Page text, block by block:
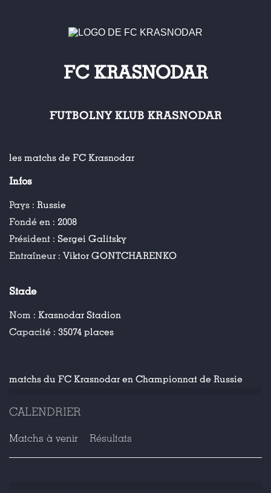
FC KRASNODAR
FUTBOLNY KLUB KRASNODAR
les matchs de FC Krasnodar
Infos
Pays : Russie
Fondé en : 2008
Président : Sergei Galitsky
Entraîneur : Viktor GONTCHARENKO
Stade
Nom : Krasnodar Stadion
Capacité : 35074 places
matchs du FC Krasnodar en Championnat de Russie
CALENDRIER
Matchs à venir Résultats